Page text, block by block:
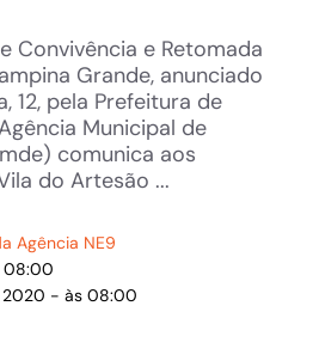
Convivência e Retomada
Grande, anunciado
12, pela Prefeitura de
Municipal de
comunica aos
do Artesão ...
Agência NE9
08:00
2020 - às 08:00